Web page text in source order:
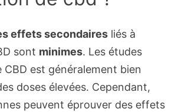
effets secondairesliés à
sont minimes. Les études
CBD est généralement bien
doses élevées. Cependant,
peuvent éprouver des effets